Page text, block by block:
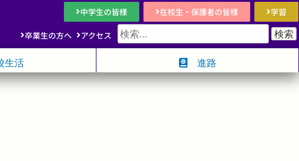
中学生の皆様 在校生・保護者の皆様 学習
卒業生の方へ アクセス
活 進路
表